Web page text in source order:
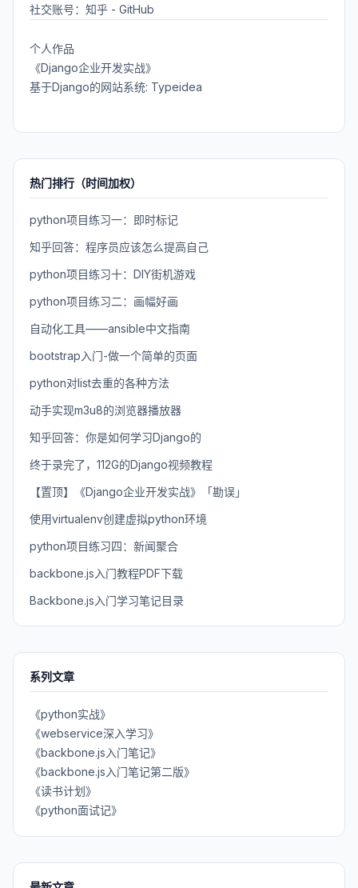
社交账号： 知乎 - GitHub
个人作品
《Django企业开发实战》
基于Django的网站系统: Typeidea
热门排行（时间加权）
python项目练习一：即时标记
知乎回答：程序员应该怎么提高自己
python项目练习十：DIY街机游戏
python项目练习二：画幅好画
自动化工具——ansible中文指南
bootstrap入门-做一个简单的页面
python对list去重的各种方法
动手实现m3u8的浏览器播放器
知乎回答：你是如何学习Django的
终于录完了，112G的Django视频教程
【置顶】《Django企业开发实战》「勘误」
使用virtualenv创建虚拟python环境
python项目练习四：新闻聚合
backbone.js入门教程PDF下载
Backbone.js入门学习笔记目录
系列文章
《python实战》
《webservice深入学习》
《backbone.js入门笔记》
《backbone.js入门笔记第二版》
《读书计划》
《python面试记》